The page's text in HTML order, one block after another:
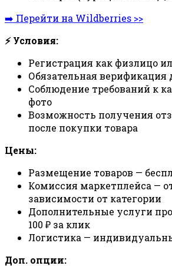
➡️ Перейти на Wildberries >>
⚡ Условия:
Регистрация как физлицо
Обязательная верификация
Соблюдение требований к
фото
Возможность получения
после покупки товара
Цены:
Размещение товаров —
Комиссия маркетплейса —
зависимости от категории
Дополнительные услуги
100 ₽ за клик
Логистика —
Доп. опции: